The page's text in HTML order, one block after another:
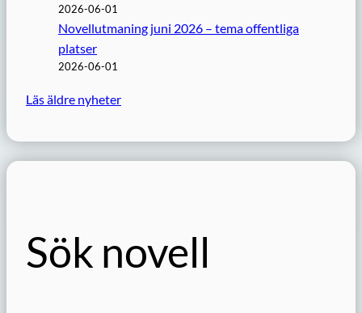
2026-06-01
Novellutmaning juni 2026 – tema offentliga
platser
2026-06-01
Läs äldre nyheter
Sök novell